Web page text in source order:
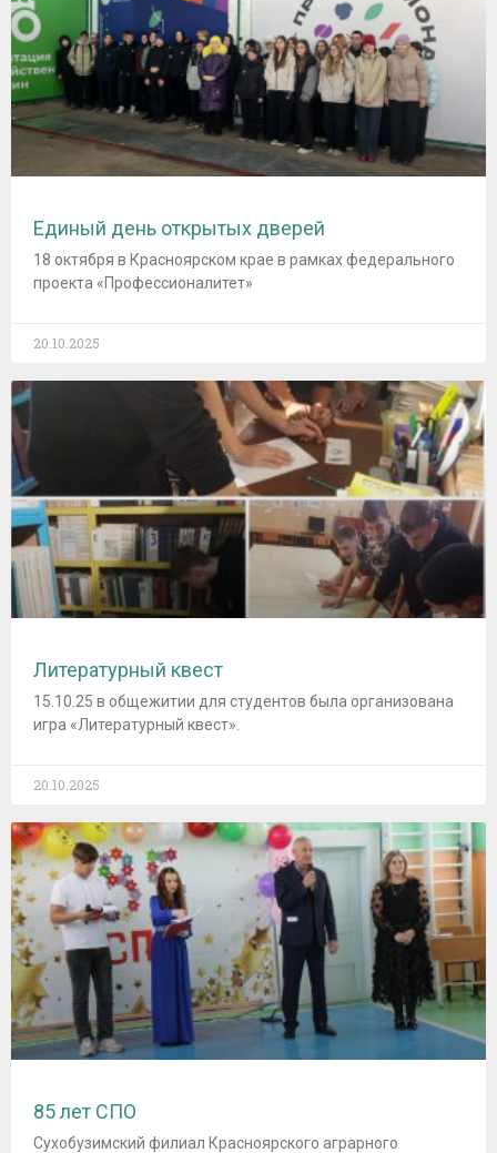
Единый день открытых дверей
18 октября в Красноярском крае в рамках федерального
проекта «Профессионалитет»
20.10.2025
Литературный квест
15.10.25 в общежитии для студентов была организована
игра «Литературный квест».
20.10.2025
85 лет СПО
Сухобузимский филиал Красноярского аграрного